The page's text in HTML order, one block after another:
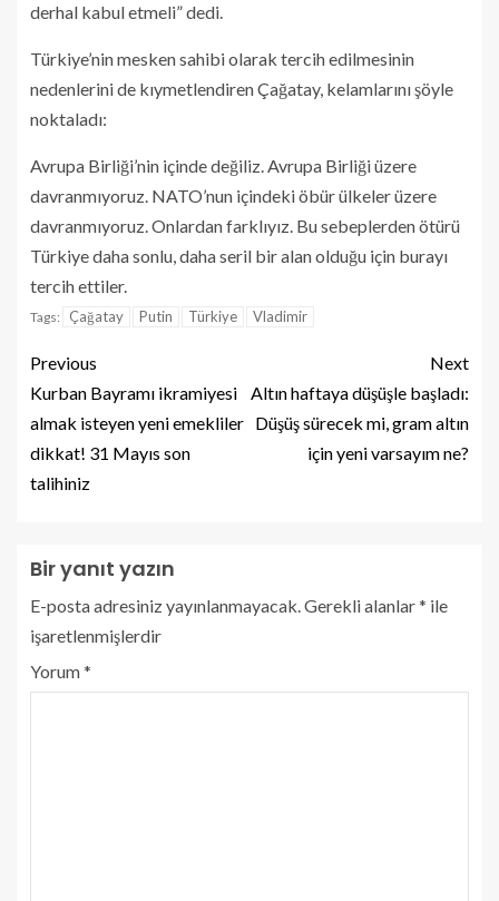
derhal kabul etmeli” dedi.
Türkiye’nin mesken sahibi olarak tercih edilmesinin
nedenlerini de kıymetlendiren Çağatay, kelamlarını şöyle
noktaladı:
Avrupa Birliği’nin içinde değiliz. Avrupa Birliği üzere
davranmıyoruz. NATO’nun içindeki öbür ülkeler üzere
davranmıyoruz. Onlardan farklıyız. Bu sebeplerden ötürü
Türkiye daha sonlu, daha seril bir alan olduğu için burayı
tercih ettiler.
Tags: Çağatay Putin Türkiye Vladimir
Previous
Kurban Bayramı ikramiyesi
almak isteyen yeni emekliler
dikkat! 31 Mayıs son
talihiniz
Next
Altın haftaya düşüşle başladı:
Düşüş sürecek mi, gram altın
için yeni varsayım ne?
Bir yanıt yazın
E-posta adresiniz yayınlanmayacak.Gerekli alanlar* ile
işaretlenmişlerdir
Yorum*